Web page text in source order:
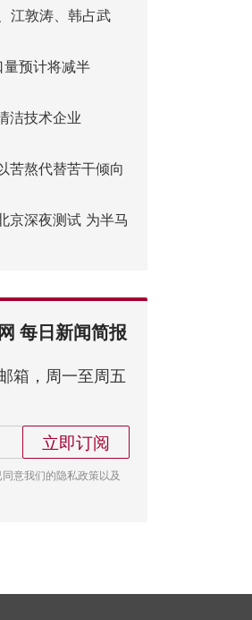
江敦涛、韩占武
预计将减半
洁技术企业
苦熬代替苦干倾向
京深夜测试 为半马
每日新闻简报
箱，周一至周五
立即订阅
意我们的隐私政策以及